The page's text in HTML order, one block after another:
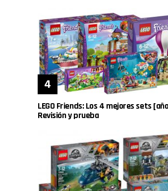
LEGO Friends: Los 4 mejores sets
Revisión y prueba